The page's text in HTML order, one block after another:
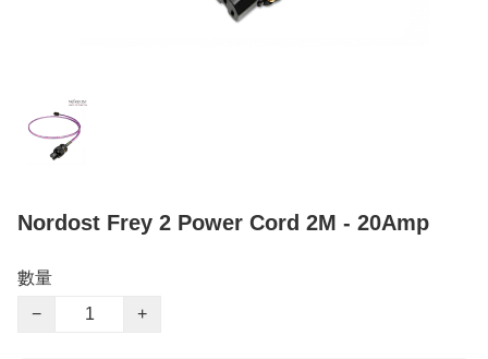
Nordost Frey 2 Power Cord 2M - 20Amp
數量
−
+